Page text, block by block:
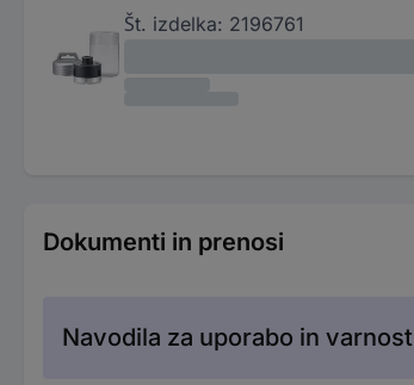
Št. izdelka: 2196761
Dokumenti in prenosi
Navodila za uporabo in varnost